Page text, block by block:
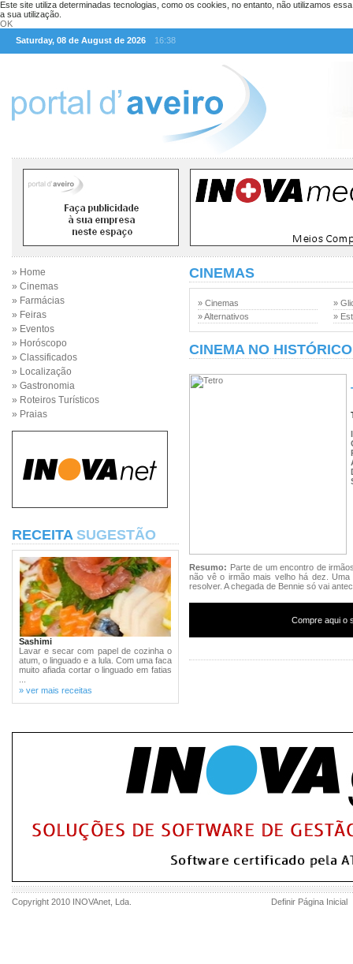
Este site utiliza determinadas tecnologias, como os cookies, no entanto, não utilizamos
a sua utilização.
OK
Saturday, 08 de August de 2026
16:38
» Home
» Cinemas
» Farmácias
» Feiras
» Eventos
» Horóscopo
» Classificados
» Localização
» Gastronomia
» Roteiros Turísticos
» Praias
RECEITA SUGESTÃO
Sashimi
Lavar e secar com papel de cozinha o
atum, o linguado e a lula. Com uma faca
muito afiada cortar o linguado em fatias
» ver mais receitas
CINEMAS
» Cinemas
» Alternativos
»
»
CINEMA NO HISTÓRICO
Resumo: Parte de um encontro de
não vê o irmão mais velho há dez.
resolver. A chegada de Bennie só vai
Compre aqui o
Copyright 2010 INOVAnet , Lda. Definir Página Inicial